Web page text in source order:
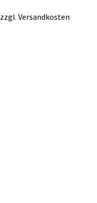
zzgl.Versandkosten